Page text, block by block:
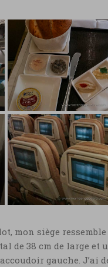
Test vol Etihad
Affaires
Test vol Etihad
repas © Marie-Ange
Economie
Test vol Etihad
mon siège
de 38 cm de large et
gauche.